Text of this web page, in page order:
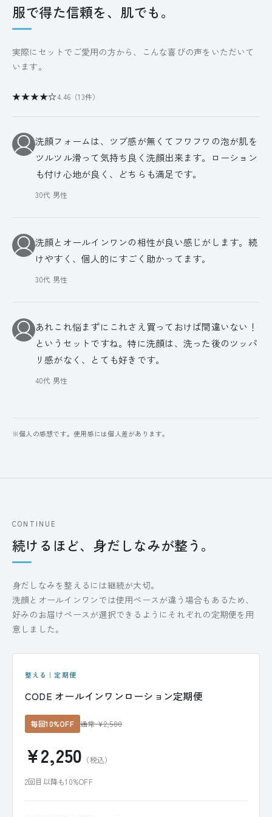
服で得た信頼を、肌でも。
実際にセットでご愛用の方から、こんな喜びの声をいただいて
います。
★★★★☆4.46（13件）
洗顔フォームは、ツブ感が無くてフワフワの泡が肌を
ツルツル滑って気持ち良く洗顔出来ます。ローション
も付け心地が良く、どちらも満足です。
30代 男性
洗顔とオールインワンの相性が良い感じがします。続
けやすく、個人的にすごく助かってます。
30代 男性
あれこれ悩まずにこれさえ買っておけば間違いない！
というセットですね。特に洗顔は、洗った後のツッパ
リ感がなく、とても好きです。
40代 男性
※個人の感想です。使用感には個人差があります。
CONTINUE
続けるほど、身だしなみが整う。
身だしなみを整えるには継続が大切。
洗顔とオールインワンでは使用ペースが違う場合もあるため、
好みのお届けペースが選択できるようにそれぞれの定期便を用
意しました。
整える｜定期便
CODE オールインワンローション定期便
毎回10%OFF 通常 ¥2,500
¥2,250 （税込）
2回目以降も10%OFF